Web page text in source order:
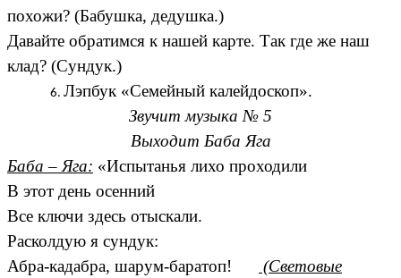
похожи? (Бабушка, дедушка.)
Давайте обратимся к нашей карте. Так где же наш
клад? (Сундук.)
Лэпбук «Семейный калейдоскоп».
Звучит музыка № 5
Выходит Баба Яга
Баба – Яга: «Испытанья лихо проходили
В этот день осенний
Все ключи здесь отыскали.
Расколдую я сундук:
Абра-кадабра, шарум-баратоп!
(Световые